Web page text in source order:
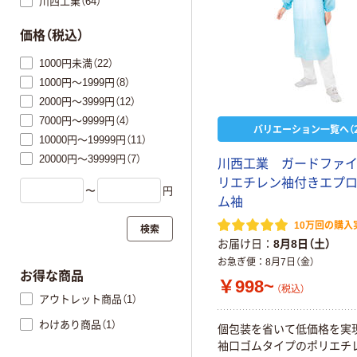
バリエーション一覧へ（
川西工業 ガードファ
リエチレン袖付きエプ
ム袖
10万回の購入
お届け日 8月8日（土）
お急ぎ便 8月7日（金）
￥998~ （税込）
個包装を省いて低価格を実
袖口ゴムタイプのポリエチ
価格（税込）
1000円未満（22）
1000円～1999円（8）
2000円～3999円（12）
7000円～9999円（4）
10000円～19999円（11）
20000円～39999円（7）
〜 円
検索
お得な商品
アウトレット商品（1）
わけあり商品（1）